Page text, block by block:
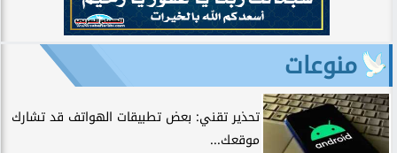
منوعات
تحذير تقني: بعض تطبيقات الهواتف قد تشارك
موقعك...